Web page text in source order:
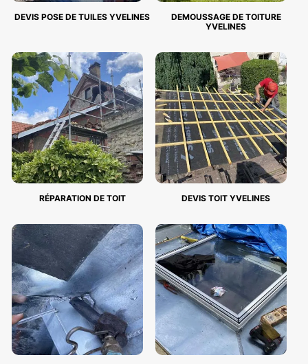
DEVIS POSE DE TUILES YVELINES
DEMOUSSAGE DE TOITURE
YVELINES
RÉPARATION DE TOIT DEVIS TOIT YVELINES